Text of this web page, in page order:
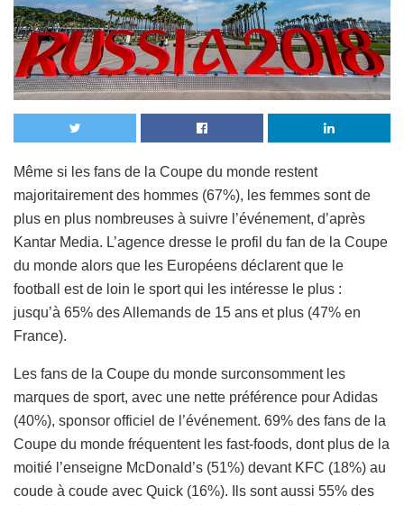
Même si les fans de la Coupe du monde restent
majoritairement des hommes (67%), les femmes sont de
plus en plus nombreuses à suivre l’événement, d’après
Kantar Media. L’agence dresse le profil du fan de la Coupe
du monde alors que les Européens déclarent que le
football est de loin le sport qui les intéresse le plus :
jusqu’à 65% des Allemands de 15 ans et plus (47% en
France).
Les fans de la Coupe du monde surconsomment les
marques de sport, avec une nette préférence pour Adidas
(40%), sponsor officiel de l’événement. 69% des fans de la
Coupe du monde fréquentent les fast-foods, dont plus de la
moitié l’enseigne McDonald’s (51%) devant KFC (18%) au
coude à coude avec Quick (16%). Ils sont aussi 55% des